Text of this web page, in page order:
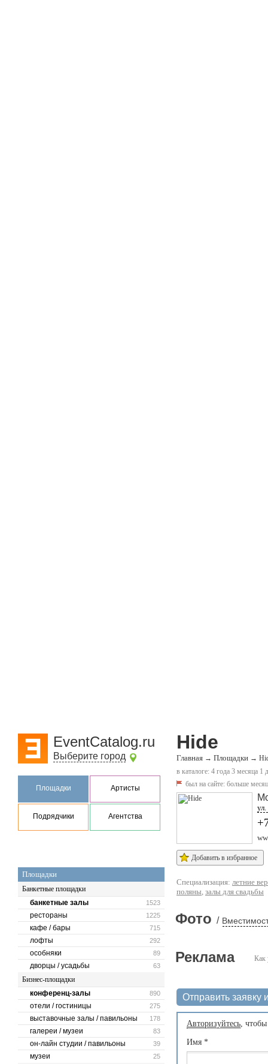
EventCatalog.ru
Выберите город
Площадки Артисты
Подрядчики Агентства
Площадки
Банкетные площадки
1523
банкетные залы
1225
рестораны
715
кафе / бары
292
лофты
89
особняки
63
дворцы / усадьбы
Бизнес-площадки
890
конференц-залы
275
отели / гостиницы
178
выставочные залы / павильоны
83
галереи / музеи
39
он-лайн студии / павильоны
25
музеи
Hide
Главная → Площадки →
в каталоге: 4 года 3 месяца 1
был на сайте: больше
Добавить в избранное
Специализация: летние
поляны, залы для свадьбы
Фото /
Как
Реклама
Отправить заявку
Авторизуйтесь,
Имя *